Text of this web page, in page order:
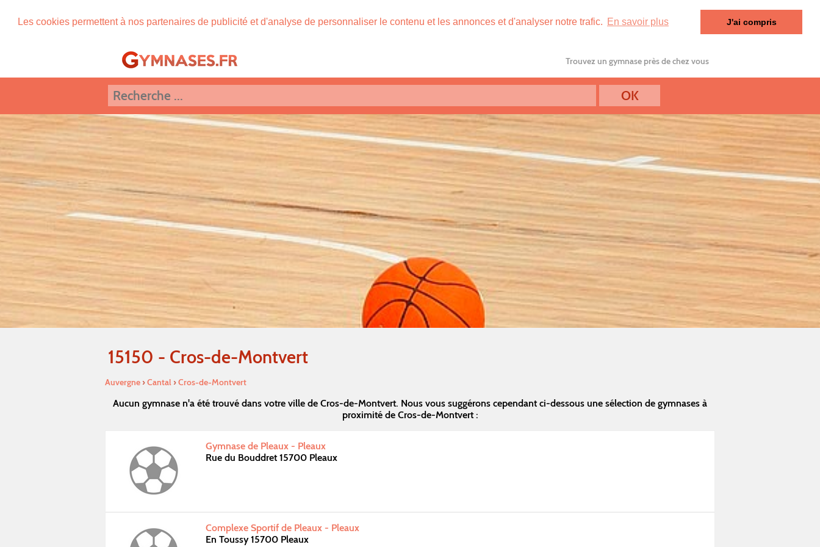
Les cookies permettent à nos partenaires de publicité et d'analyse de personnaliser le contenu et les annonces et d'analyser notre trafic. En savoir plus J'ai compris
Trouvez un gymnase près de chez vous
15150 - Cros-de-Montvert
Auvergne›Cantal ›Cros-de-Montvert
Aucun gymnase n'a été trouvé dans votre ville de Cros-de-Montvert. Nous vous suggérons cependant ci-dessous une sélection de gymnases à
proximité de Cros-de-Montvert :
Gymnase de Pleaux - Pleaux
Rue du Bouddret 15700 Pleaux
Complexe Sportif de Pleaux - Pleaux
En Toussy 15700 Pleaux